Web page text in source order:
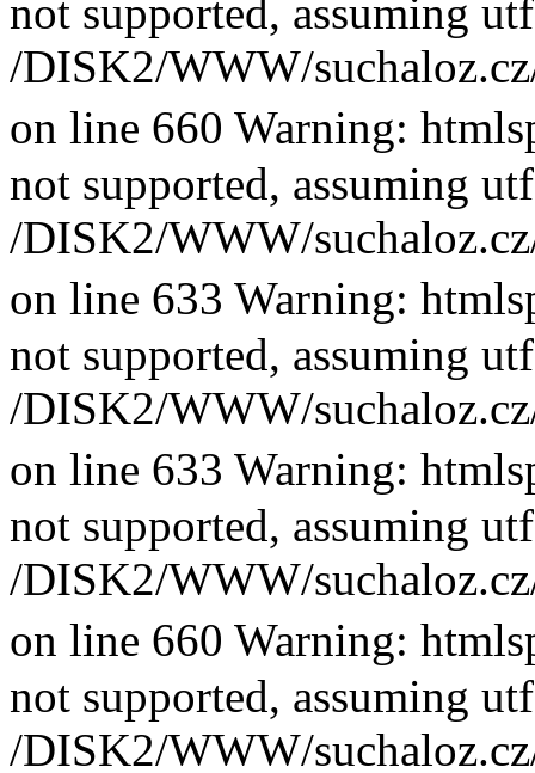
not supported, assuming
/DISK2/WWW/
on line 660 Warning:
not supported, assuming
/DISK2/WWW/
on line 633 Warning:
not supported, assuming
/DISK2/WWW/
on line 633 Warning:
not supported, assuming
/DISK2/WWW/
on line 660 Warning:
not supported, assuming
/DISK2/WWW/